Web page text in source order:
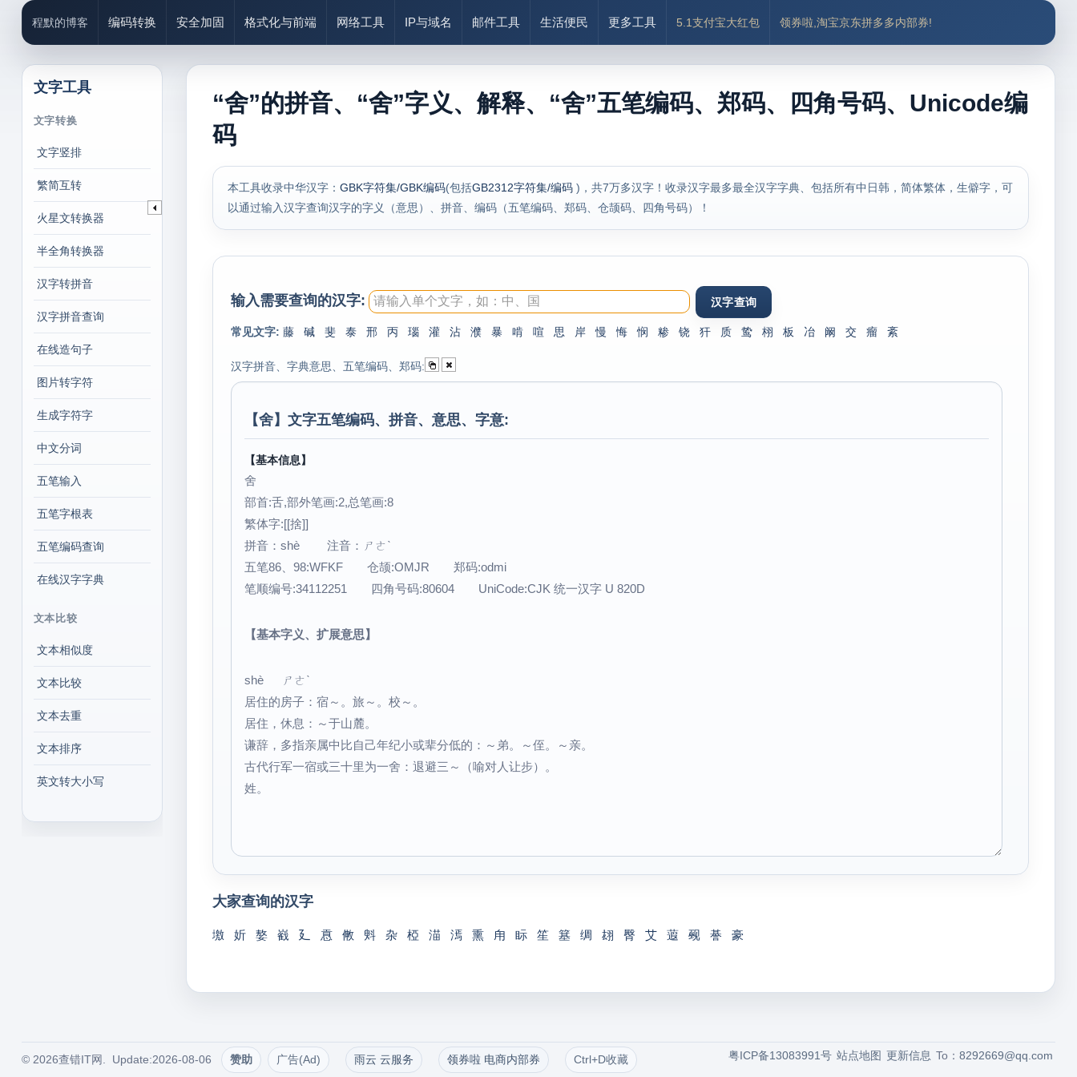
程默的博客 编码转换 安全加固 格式化与前端 网络工具 IP与域名 邮件工具 生活便民 更多工具 5.1支付宝大红包 领券啦,淘宝京东拼多多内部券!
文字工具
文字转换
文字竖排
繁简互转
火星文转换器
半全角转换器
汉字转拼音
汉字拼音查询
在线造句子
图片转字符
生成字符字
中文分词
五笔输入
五笔字根表
五笔编码查询
在线汉字字典
文本比较
文本相似度
文本比较
文本去重
文本排序
英文转大小写
“舍”的拼音、“舍”字义、解释、“舍”五笔编码、郑码、四角号码、Unicode编
码
本工具收录中华汉字： GBK字符集/GBK编码(包括GB2312字符集/编码 )，共7万多汉字！收录汉字最多最全汉字字典、包括所有中日韩，简体繁体，生僻字，可
以通过输入汉字查询汉字的字义（意思）、拼音、编码（五笔编码、郑码、仓颉码、四角号码）！
输入需要查询的汉字:
常见文字: 藤 碱 斐 泰 邢 丙 瑙 灌 沾 濮 暴 啃 喧 思 岸 慢 悔 悯 糁 铙 犴 质 鸷 栩 板 冶 阚 交 瘤 紊
汉字拼音、字典意思、五笔编码、郑码:
【舍】文字五笔编码、拼音、意思、字意:
【基本信息】
舍
部首:舌,部外笔画:2,总笔画:8
繁体字:[[捨]]
拼音：shè 注音：ㄕㄜˋ
五笔86、98:WFKF 仓颉:OMJR 郑码:odmi
笔顺编号:34112251 四角号码:80604 UniCode:CJK 统一汉字 U 820D
【基本字义、扩展意思】
shè ㄕㄜˋ
居住的房子：宿～。旅～。校～。
居住，休息：～于山麓。
谦辞，多指亲属中比自己年纪小或辈分低的：～弟。～侄。～亲。
古代行军一宿或三十里为一舍：退避三～（喻对人让步）。
姓。
大家查询的汉字
墽 妡 嫯 巀 廴 慐 敒 斞 杂 椏 渵 漹 熏 甪 眎 笙 簊 绸 翃 臀 艾 蕸 觋 諅 豪
© 2026查错IT网. Update:2026-08-06 赞助 广告(Ad) 雨云 云服务 领券啦 电商内部券 Ctrl+D收藏 To：8292669@qq.com
更新信息
站点地图
粤ICP备13083991号